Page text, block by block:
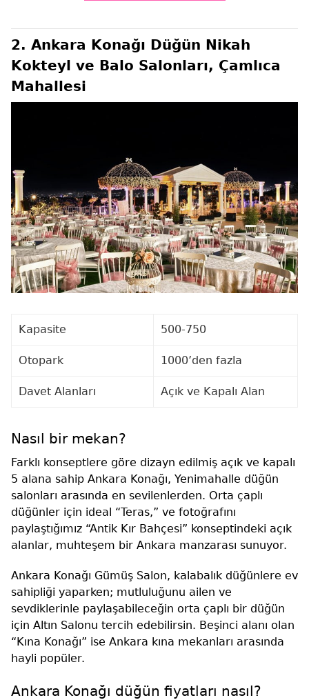
2. Ankara Konağı Düğün Nikah
Kokteyl ve Balo Salonları, Çamlıca
Mahallesi
Kapasite 500-750
Otopark 1000’den fazla
Davet Alanları Açık ve Kapalı Alan
Nasıl bir mekan?
Farklı konseptlere göre dizayn edilmiş açık ve kapalı
5 alana sahip Ankara Konağı, Yenimahalle düğün
salonları arasında en sevilenlerden. Orta çaplı
düğünler için ideal “Teras,” ve fotoğrafını
paylaştığımız “Antik Kır Bahçesi” konseptindeki açık
alanlar, muhteşem bir Ankara manzarası sunuyor.
Ankara Konağı Gümüş Salon, kalabalık düğünlere ev
sahipliği yaparken; mutluluğunu ailen ve
sevdiklerinle paylaşabileceğin orta çaplı bir düğün
için Altın Salonu tercih edebilirsin. Beşinci alanı olan
“Kına Konağı” ise Ankara kına mekanları arasında
hayli popüler.
Ankara Konağı düğün fiyatları nasıl?